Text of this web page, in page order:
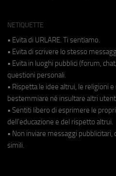
NETIQUETTE
• Evita di URLARE. Ti sentiamo.
• Evita di scrivere lo stesso
• Evita in luoghi pubblici (forum,
questioni personali.
• Rispetta le idee altrui, le religioni
bestemmiare né insultare altri
• Sentiti libero di esprimere le
dell'educazione e del rispetto altrui.
• Non inviare messaggi pubblicitari,
simili.